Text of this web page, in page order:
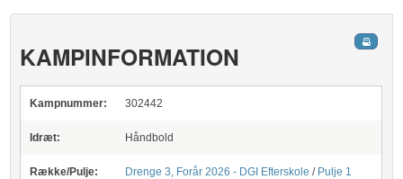
KAMPINFORMATION
Kampnummer: 302442
Idræt: Håndbold
Række/Pulje: Drenge 3, Forår 2026 - DGI Efterskole / Pulje 1